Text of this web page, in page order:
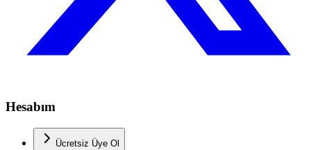
Hesabım
Ücretsiz Üye Ol